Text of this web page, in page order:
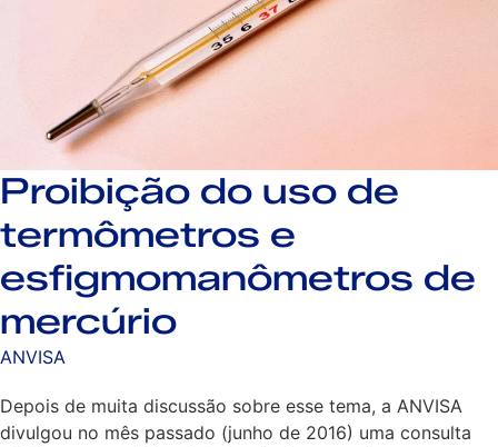
Proibição do uso de
termômetros e
esfigmomanômetros de
mercúrio
ANVISA
Depois de muita discussão sobre esse tema, a ANVISA
divulgou no mês passado (junho de 2016) uma consulta